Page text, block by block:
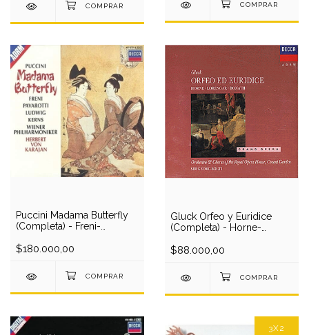
Puccini Madama Butterfly
(Completa) - Freni-
Kerns/Karajan (3 CD)
$180.000,00
Gluck Orfeo y Euridice
(Completa) - Horne-
italiano) (2 CD)
$88.000,00
3X2